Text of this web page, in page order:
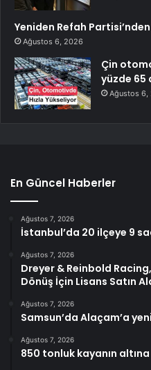
Yeniden Refah Partisi’nden
Ağustos 6, 2026
Çin
yüzde 65
Ağustos 6,
En Güncel Haberler
Ağustos 7, 2026
İstanbul’da 20 ilçeye 9
Ağustos 7, 2026
Dreyer & Reinbold
Dönüş İçin Lisans Satın
Ağustos 7, 2026
Samsun’da Alaçam’a
Ağustos 7, 2026
850 tonluk kayanın